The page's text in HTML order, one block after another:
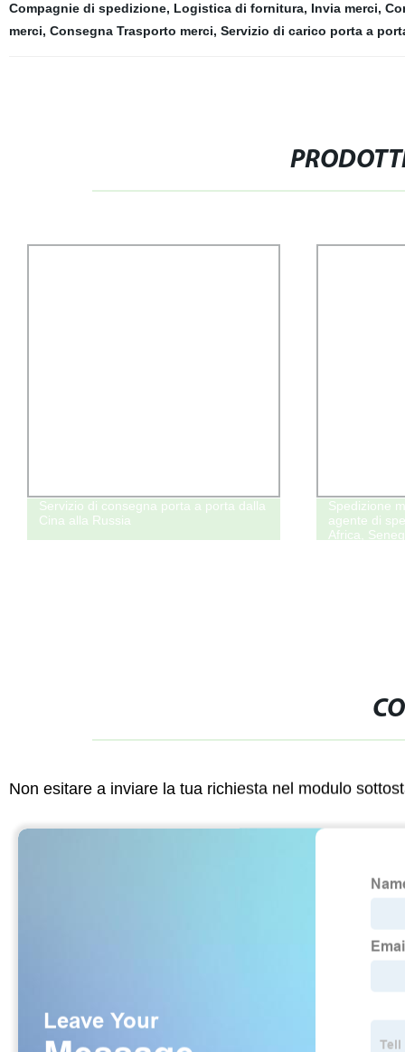
Compagnie di spedizione, Logistica di fornitura, Invia merci,
merci, Consegna Trasporto merci, Servizio di carico porta a
Servizio di consegna porta a porta dalla
Cina alla Russia
Spedizione
agente di
Africa,
Non esitare a inviare la tua richiesta nel modulo